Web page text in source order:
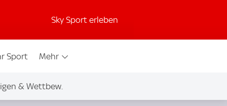
Sky Sport erleben
Sport Mehr
& Wettbew.